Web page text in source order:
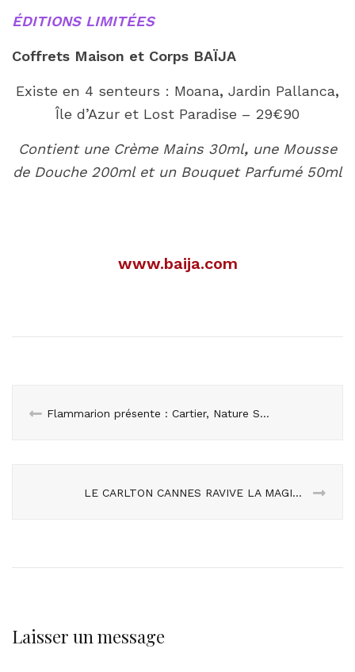
ÉDITIONS LIMITÉES
Coffrets Maison et Corps BAÏJA
Existe en 4 senteurs : Moana, Jardin Pallanca,
Île d’Azur et Lost Paradise – 29€90
Contient une Crème Mains 30ml, une Mousse
de Douche 200ml et un Bouquet Parfumé 50ml
www.baija.com
Flammarion présente : Cartier, Nature Sauvage Haute joaillerie et objets précieux
LE CARLTON CANNES RAVIVE LA MAGIE DE L’ENFANCE POUR LES FÊTES DE FIN D’ANNÉE
Laisser un message